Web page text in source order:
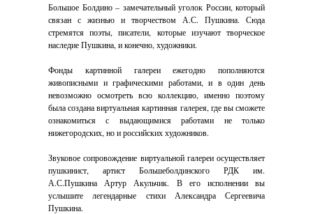
Большое Болдино – замечательный уголок России, который
связан с жизнью и творчеством А.С. Пушкина. Сюда
стремятся поэты, писатели, которые изучают творческое
наследие Пушкина, и конечно, художники.
Фонды картинной галереи ежегодно пополняются
живописными и графическими работами, и в один день
невозможно осмотреть всю коллекцию, именно поэтому
была создана виртуальная картинная галерея, где вы сможете
ознакомиться с выдающимися работами не только
нижегородских, но и российских художников.
Звуковое сопровождение виртуальной галереи осуществляет
пушкинист, артист Большеболдинского РДК им.
А.С.Пушкина Артур Акульчик. В его исполнении вы
услышите легендарные стихи Александра Сергеевича
Пушкина.